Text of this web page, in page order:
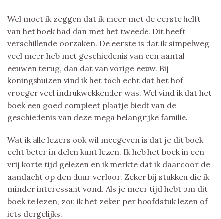
Wel moet ik zeggen dat ik meer met de eerste helft
van het boek had dan met het tweede. Dit heeft
verschillende oorzaken. De eerste is dat ik simpelweg
veel meer heb met geschiedenis van een aantal
eeuwen terug, dan dat van vorige eeuw. Bij
koningshuizen vind ik het toch echt dat het hof
vroeger veel indrukwekkender was. Wel vind ik dat het
boek een goed compleet plaatje biedt van de
geschiedenis van deze mega belangrijke familie.
Wat ik alle lezers ook wil meegeven is dat je dit boek
echt beter in delen kunt lezen. Ik heb het boek in een
vrij korte tijd gelezen en ik merkte dat ik daardoor de
aandacht op den duur verloor. Zeker bij stukken die ik
minder interessant vond. Als je meer tijd hebt om dit
boek te lezen, zou ik het zeker per hoofdstuk lezen of
iets dergelijks.